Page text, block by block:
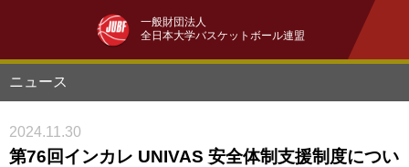
一般財団法人
全日本大学バスケットボール連盟
ニュース
2024.11.30
第76回インカレ UNIVAS 安全体制支援制度につい